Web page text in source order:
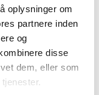
oplysninger om
partnere inden
og
disse
dem, eller som
2017
kan du
får ændret…